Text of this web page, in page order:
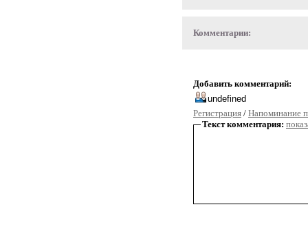
Комментарии:
Добавить комментарий:
Регистрация / Напоминание
Текст комментария: